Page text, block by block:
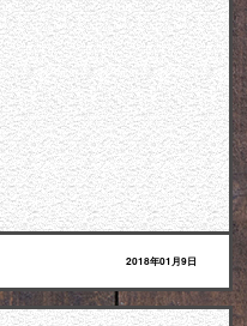
2018年01月9日